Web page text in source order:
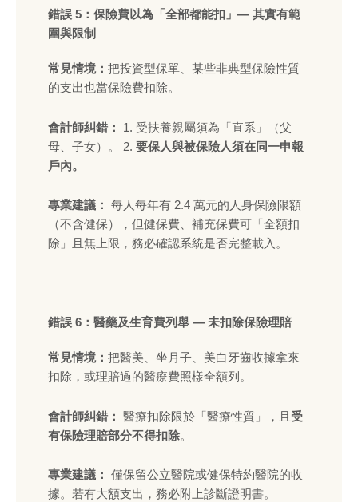
錯誤 5：保險費以為「全部都能扣」— 其實有範
圍與限制
常見情境： 把投資型保單、某些非典型保險性質
的支出也當保險費扣除。
會計師糾錯：
1. 受扶養親屬須為「直系」（父
母、子女）。 2. 要保人與被保險人須在同一申報
戶內。
專業建議： 每人每年有 2.4 萬元的人身保險限額
（不含健保），但健保費、補充保費可「全額扣
除」且無上限，務必確認系統是否完整載入。
錯誤 6：醫藥及生育費列舉 — 未扣除保險理賠
常見情境： 把醫美、坐月子、美白牙齒收據拿來
扣除，或理賠過的醫療費照樣全額列。
會計師糾錯： 醫療扣除限於「醫療性質」，且 受
有保險理賠部分不得扣除。
專業建議：
僅保留公立醫院或健保特約醫院的收
據。若有大額支出，務必附上診斷證明書。